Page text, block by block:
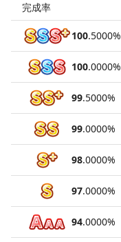
完成率
100.5000%
100.0000%
99.5000%
99.0000%
98.0000%
97.0000%
94.0000%